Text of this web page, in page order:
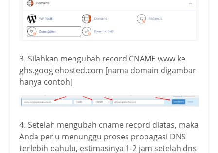
3. Silahkan mengubah record CNAME www ke
ghs.googlehosted.com [nama domain digambar
hanya contoh]
4. Setelah mengubah cname record diatas, maka
Anda perlu menunggu proses propagasi DNS
terlebih dahulu, estimasinya 1-2 jam setelah dns